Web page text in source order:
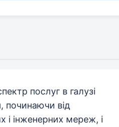
послуг в галузі
починаючи від
і інженерних мереж, і